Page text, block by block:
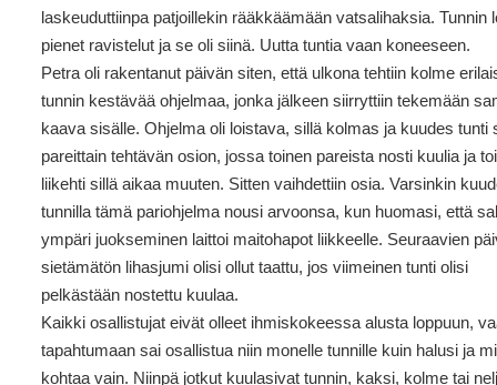
laskeuduttiinpa patjoillekin rääkkäämään vatsalihaksia. Tunnin
pienet ravistelut ja se oli siinä. Uutta tuntia vaan koneeseen.
Petra oli rakentanut päivän siten, että ulkona tehtiin kolme
tunnin kestävää ohjelmaa, jonka jälkeen siirryttiin tekemään
kaava sisälle. Ohjelma oli loistava, sillä kolmas ja kuudes tunti
pareittain tehtävän osion, jossa toinen pareista nosti kuulia ja
liikehti sillä aikaa muuten. Sitten vaihdettiin osia. Varsinkin
tunnilla tämä pariohjelma nousi arvoonsa, kun huomasi, että
ympäri juokseminen laittoi maitohapot liikkeelle. Seuraavien
sietämätön lihasjumi olisi ollut taattu, jos viimeinen tunti olisi
pelkästään nostettu kuulaa.
Kaikki osallistujat eivät olleet ihmiskokeessa alusta loppuun,
tapahtumaan sai osallistua niin monelle tunnille kuin halusi ja
kohtaa vain. Niinpä jotkut kuulasivat tunnin, kaksi, kolme tai